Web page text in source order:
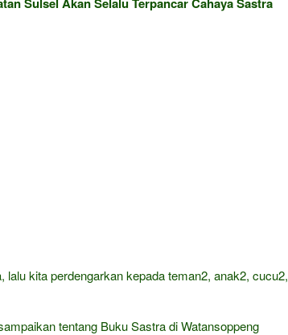
kita perdengarkan kepada teman2, anak2, cucu2,
tentang Buku Sastra di Watansoppeng